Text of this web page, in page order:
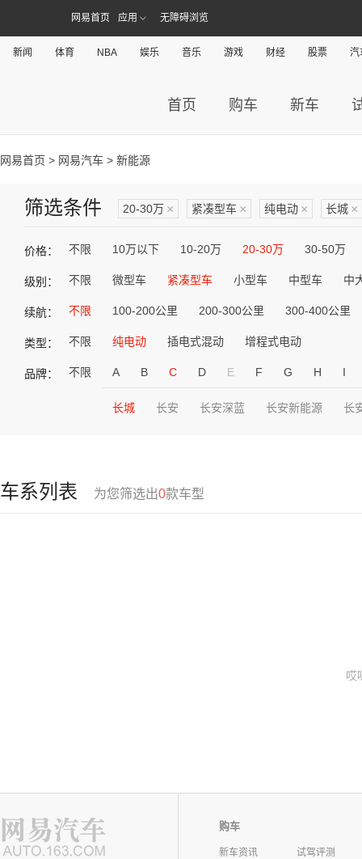
网易首页 应用 无障碍浏览
新闻 体育 NBA 娱乐 音乐 游戏 财经 股票 汽
首页 购车 新车
网易首页 > 网易汽车 > 新能源
筛选条件 20-30万 × 紧凑型车 × 纯电动 × 长城 ×
价格： 不限 10万以下 10-20万 20-30万 30-50万
级别： 不限 微型车 紧凑型车 小型车 中型车 中
续航： 不限 100-200公里 200-300公里 300-400公里
类型： 不限 纯电动 插电式混动 增程式电动
品牌： 不限 A B C D E F G H I
长城 长安 长安深蓝 长安新能源 长
车系列表 为您筛选出0款车型
哎
购车
新车资讯
试驾评测